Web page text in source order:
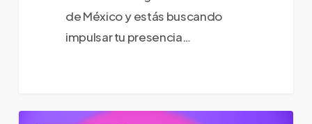
de México y estás buscando
impulsar tu presencia…